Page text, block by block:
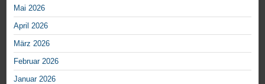
Mai 2026
April 2026
März 2026
Februar 2026
Januar 2026